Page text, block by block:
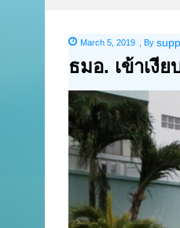
March 5, 2019 By
ธมอ. เข้าเงี